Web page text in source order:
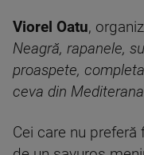
Viorel Oatu,
Neagră, rapanele,
proaspete,
ceva din
Cei care nu